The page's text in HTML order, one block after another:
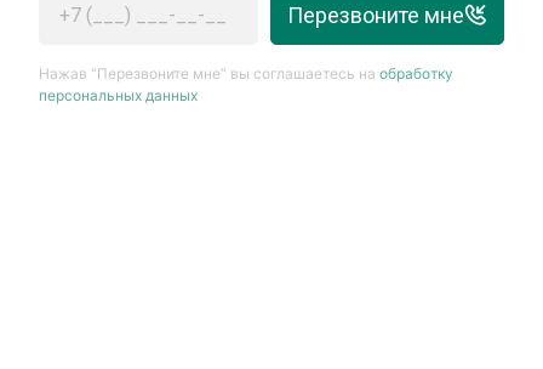
Перезвоните мне
Нажав “Перезвоните мне” вы соглашаетесь наобработку
персональных данных